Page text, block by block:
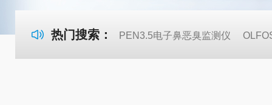
热门搜索： PEN3.5电子鼻恶臭监测仪